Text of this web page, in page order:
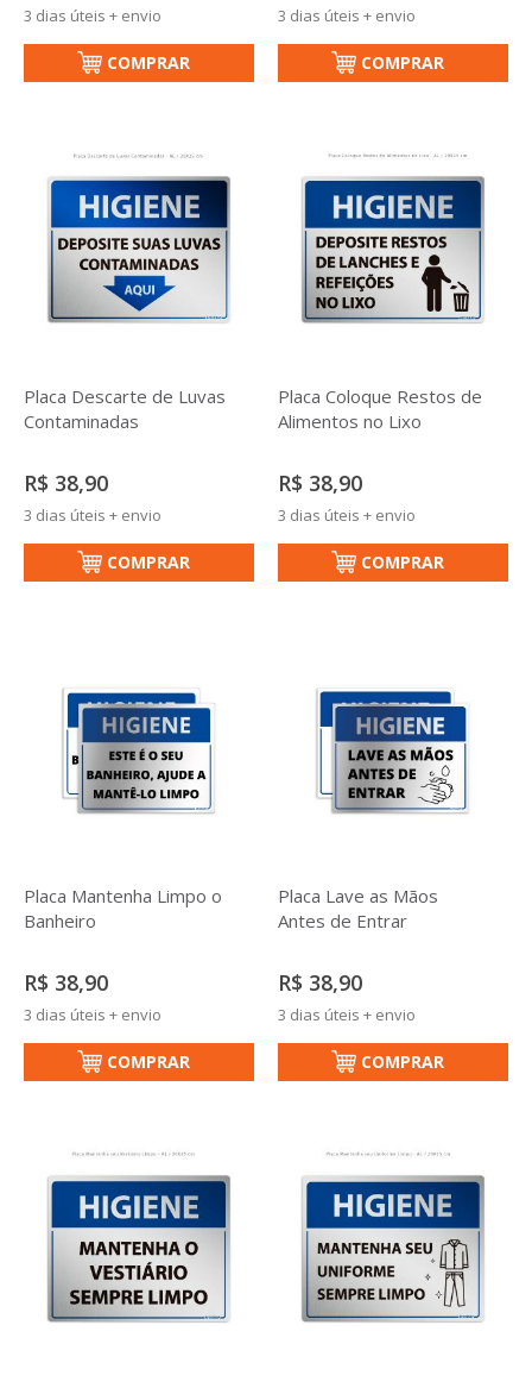
3 dias úteis + envio
COMPRAR
3 dias úteis + envio
COMPRAR
Placa Descarte de Luvas
Contaminadas
R$ 38,90
3 dias úteis + envio
COMPRAR
Placa Coloque Restos de
Alimentos no Lixo
R$ 38,90
3 dias úteis + envio
COMPRAR
Placa Mantenha Limpo o
Banheiro
R$ 38,90
3 dias úteis + envio
COMPRAR
Placa Lave as Mãos
Antes de Entrar
R$ 38,90
3 dias úteis + envio
COMPRAR